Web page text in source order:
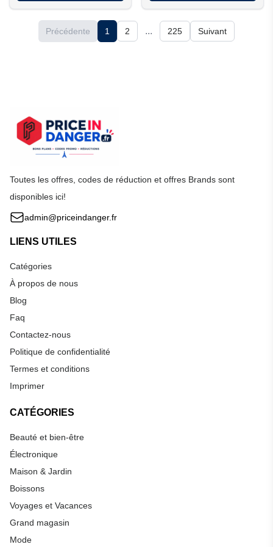
massage professionnelle à
l'Espace bien-être La
Charpinière.
Précédente 1 2 ... 225 Suivant
Toutes les offres, codes de réduction et offres Brands sont
disponibles ici!
admin@priceindanger.fr
LIENS UTILES
Catégories
À propos de nous
Blog
Faq
Contactez-nous
Politique de confidentialité
Termes et conditions
Imprimer
CATÉGORIES
Beauté et bien-être
Électronique
Maison & Jardin
Boissons
Voyages et Vacances
Grand magasin
Mode